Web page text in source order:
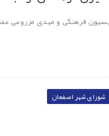
فرهنگی و مهدی مزروعی
شورای شهر اصفعان